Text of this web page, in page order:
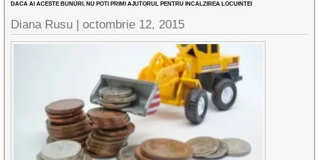
DACA AI ACESTE BUNURI, NU POTI PRIMI AJUTORUL PENTRU INCALZIREA LOCUINTEI
Diana Rusu |octombrie 12, 2015